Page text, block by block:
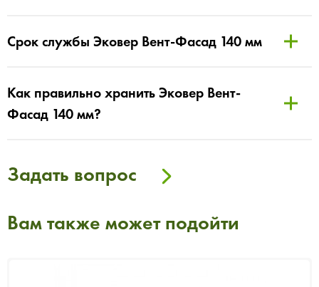
Срок службы Эковер Вент-Фасад 140 мм
Как правильно хранить Эковер Вент-
Фасад 140 мм?
Задать вопрос
Вам также может подойти